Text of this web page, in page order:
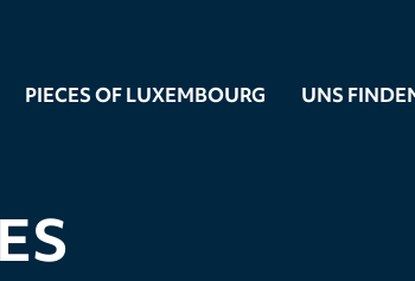
PIECES OF LUXEMBOURG UNS